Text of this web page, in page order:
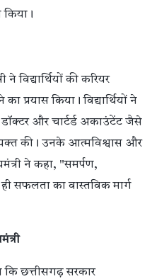
विद्यार्थियों की करियर
प्रयास किया। विद्यार्थियों ने
और चार्टर्ड अकाउंटेंट जैसे
व्यक्त की। उनके आत्मविश्वास और
ने कहा, "समर्पण,
सफलता का वास्तविक मार्ग
कि छत्तीसगढ़ सरकार